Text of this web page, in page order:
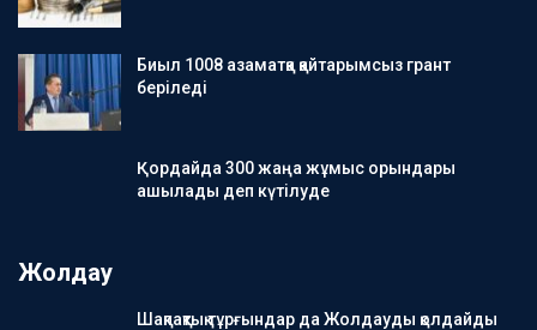
Биыл 1008 азаматқа қайтарымсыз грант
беріледі
Қордайда 300 жаңа жұмыс орындары
ашылады деп күтілуде
Жолдау
Шақпақтық тұрғындар да Жолдауды қолдайды